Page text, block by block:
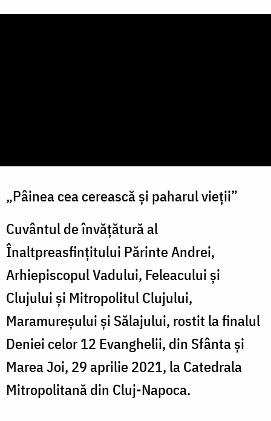
„Pâinea cea cerească şi paharul vieţii”
Cuvântul de învățătură al
Înaltpreasfințitului Părinte Andrei,
Arhiepiscopul Vadului, Feleacului și
Clujului și Mitropolitul Clujului,
Maramureșului și Sălajului, rostit la finalul
Deniei celor 12 Evanghelii, din Sfânta și
Marea Joi, 29 aprilie 2021, la Catedrala
Mitropolitană din Cluj-Napoca.